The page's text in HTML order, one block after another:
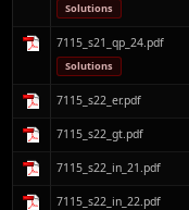
Solutions
7115_s21_qp_24.pdf
Solutions
7115_s22_er.pdf
7115_s22_gt.pdf
7115_s22_in_21.pdf
7115_s22_in_22.pdf